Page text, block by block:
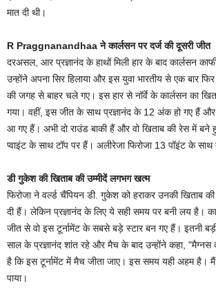
मात दी थी।
R Praggnanandhaa ने कार्लसन पर दर्ज की दूसरी जीत
दरअसल, आर प्रज्ञानंद के हाथों मिली हार के बाद कार्लसन
उन्होंने अपना सिर हिलाया और इस युवा भारतीय से एक बार
की जगह से बाहर चले गए। इस हार से नॉर्वे के कार्लसन का
गया। वहीं, इस जीत के साथ प्रज्ञानंद के 12 अंक हो गए हैं
आ गए हैं। अभी दो राउंड बाकी हैं और वो खिताब की रेस में बने
प्वाइंट के साथ टॉप पर हैं। अलीरेजा फिरोजा 13 पॉइंट के
डी गुकेश की खिताब की उम्मीदें लगभग खत्म
फिरोजा ने वर्ल्ड चैंपियन डी. गुकेश को हराकर उनकी खिताब
दी हैं। लेकिन प्रज्ञानंद के लिए ये सही समय पर बनी लय है।
जीत से वो इस टूर्नामेंट के सबसे बड़े स्टार बन गए हैं। इतनी
साल के प्रज्ञानंद शांत रहे और मैच के बाद उन्होंने कहा, "मैग्नस
है कि इस टूर्नामेंट में मैच जीता जाए। इस समय यही अहम
पाया।